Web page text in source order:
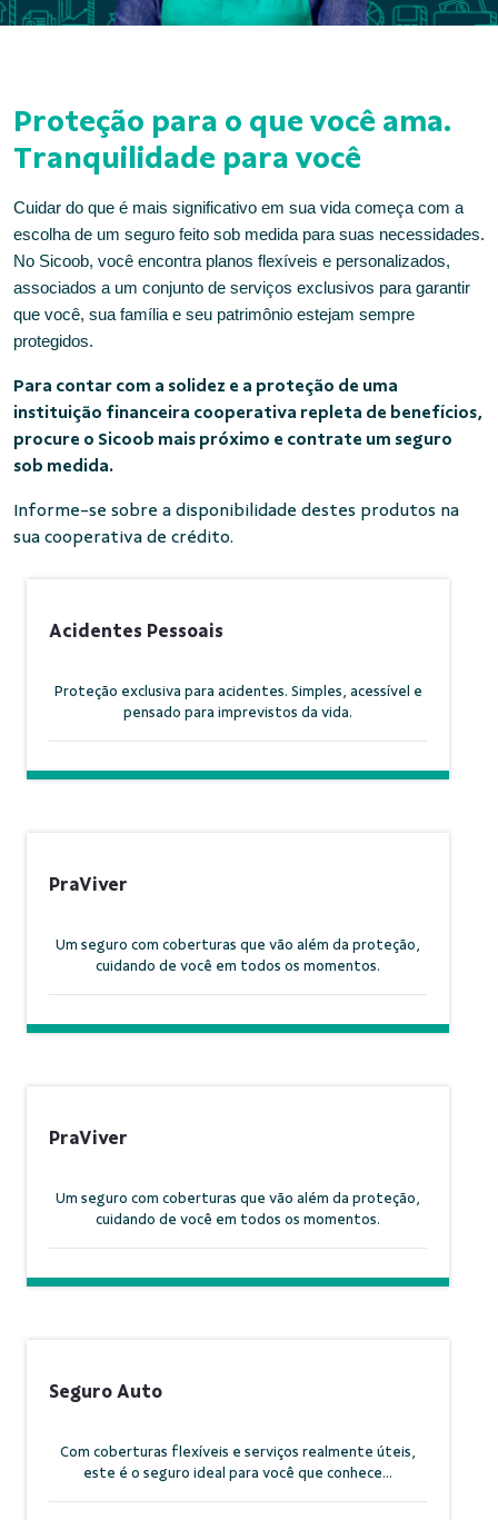
Proteção para o que você ama.
Tranquilidade para você
Cuidar do que é mais significativo em sua vida começa com a
escolha de um seguro feito sob medida para suas necessidades.
No Sicoob, você encontra planos flexíveis e personalizados,
associados a um conjunto de serviços exclusivos para garantir
que você, sua família e seu patrimônio estejam sempre
protegidos.
Para contar com a solidez e a proteção de uma
instituição financeira cooperativa repleta de benefícios,
procure o Sicoob mais próximo e contrate um seguro
sob medida.
Informe-se sobre a disponibilidade destes produtos na
sua cooperativa de crédito.
Acidentes Pessoais
Proteção exclusiva para acidentes. Simples, acessível e
pensado para imprevistos da vida.
PraViver
Um seguro com coberturas que vão além da proteção,
cuidando de você em todos os momentos.
PraViver
Um seguro com coberturas que vão além da proteção,
cuidando de você em todos os momentos.
Seguro Auto
Com coberturas flexíveis e serviços realmente úteis,
este é o seguro ideal para você que conhece...